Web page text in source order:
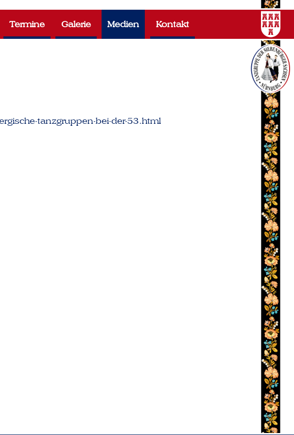
Termine Galerie Medien Kontakt
tanzgruppen-bei-der-53.html